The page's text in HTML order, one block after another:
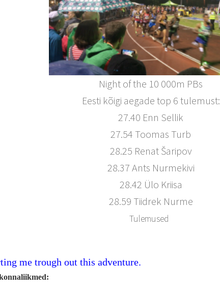
Night of the 10 000m PBs
Eesti kõigi aegade top 6 tulemust:
27.40 Enn Sellik
27.54 Toomas Turb
28.25 Renat Šaripov
28.37 Ants Nurmekivi
28.42 Ülo Kriisa
28.59 Tiidrek Nurme
Tulemused
me trough out this adventure.